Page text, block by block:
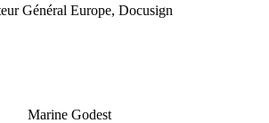
Général Europe, Docusign
Marine Godest